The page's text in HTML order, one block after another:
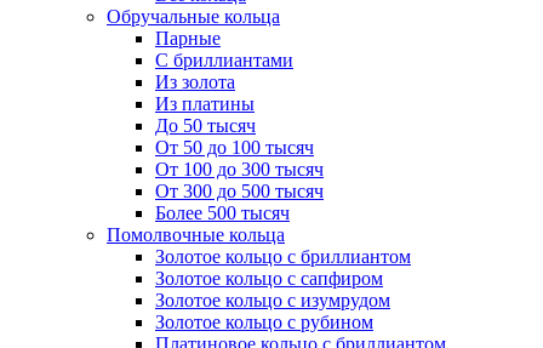
Обручальные кольца
Парные
С бриллиантами
Из золота
Из платины
До 50 тысяч
От 50 до 100 тысяч
От 100 до 300 тысяч
От 300 до 500 тысяч
Более 500 тысяч
Помолвочные кольца
Золотое кольцо с бриллиантом
Золотое кольцо с сапфиром
Золотое кольцо с изумрудом
Золотое кольцо с рубином
Платиновое кольцо с бриллиантом